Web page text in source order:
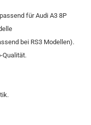
für Audi A3 8P
bei RS3 Modellen).
Qualität.